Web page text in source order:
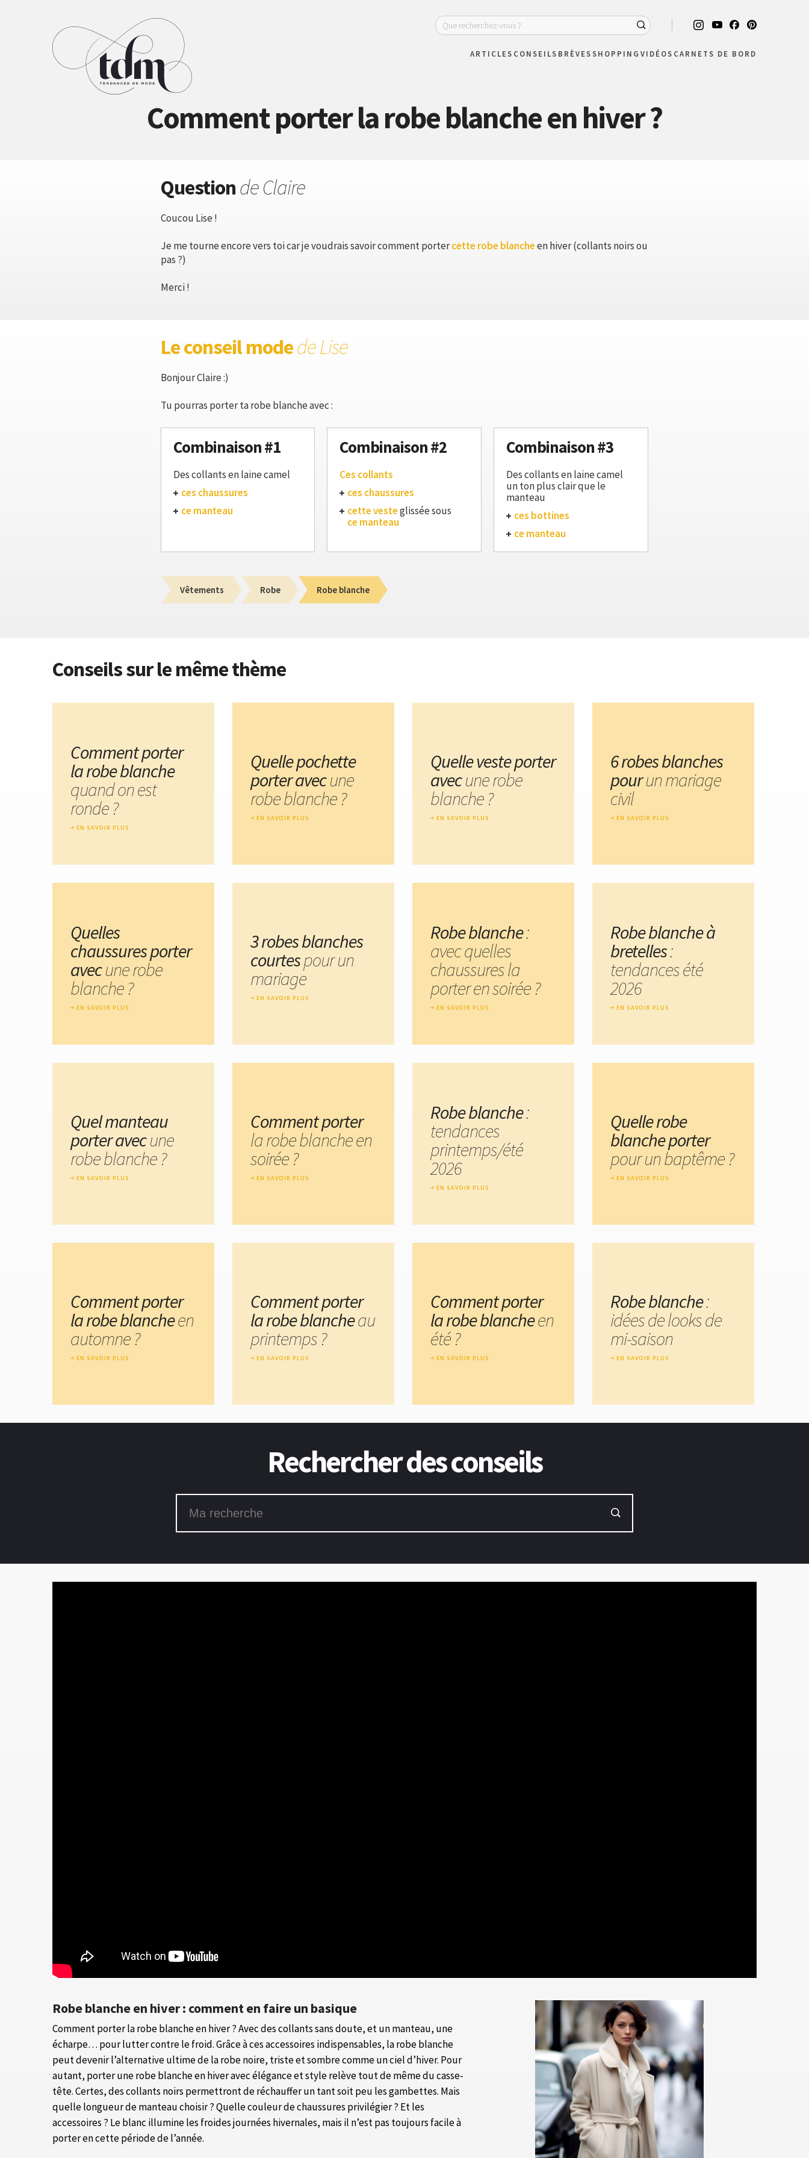
ARTICLES CONSEILS BRÈVESSHOPPING VIDÉOS CARNETS DE BORD
Comment porter la robe blanche en hiver ?
Questionde Claire
Coucou Lise !
Je me tourne encore vers toi car je voudrais savoir comment portercette robe blancheen hiver (collants noirs ou
pas ?)
Merci !
Le conseil modede Lise
Bonjour Claire :)
Tu pourras porter ta robe blanche avec :
Combinaison #1
Des collants en laine camel
ces chaussures
ce manteau
Combinaison #2
Ces collants
ces chaussures
cette vesteglissée sous
ce manteau
Combinaison #3
Des collants en laine camel
un ton plus clair que le
manteau
ces bottines
ce manteau
Vêtements Robe Robe blanche
Robe blanche en hiver : comment en faire un basique
Comment porter la robe blanche en hiver ? Avec des collants sans doute, et un manteau, une
écharpe… pour lutter contre le froid. Grâce à ces accessoires indispensables, la robe blanche
peut devenir l’alternative ultime de la robe noire, triste et sombre comme un ciel d’hiver. Pour
autant, porter une robe blanche en hiver avec élégance et style relève tout de même du casse-
tête. Certes, des collants noirs permettront de réchauffer un tant soit peu les gambettes. Mais
quelle longueur de manteau choisir ? Quelle couleur de chaussures privilégier ? Et les
accessoires ? Le blanc illumine les froides journées hivernales, mais il n’est pas toujours facile à
porter en cette période de l’année.
Conseils sur le même thème
Comment porter
la robe blanche
quand on est
ronde ?
EN SAVOIR PLUS
Quelle pochette
porter avecune
robe blanche ?
EN SAVOIR PLUS
Quelle veste porter
avecune robe
blanche ?
EN SAVOIR PLUS
6 robes blanches
pourun mariage
civil
EN SAVOIR PLUS
Quelles
chaussures porter
avecune robe
blanche ?
EN SAVOIR PLUS
3 robes blanches
courtespour un
mariage
EN SAVOIR PLUS
Robe blanche:
avec quelles
chaussures la
porter en soirée ?
EN SAVOIR PLUS
Robe blanche à
bretelles:
tendances été
2026
EN SAVOIR PLUS
Quel manteau
porter avecune
robe blanche ?
EN SAVOIR PLUS
Comment porter
la robe blanche en
soirée ?
EN SAVOIR PLUS
Robe blanche:
tendances
printemps/été
2026
EN SAVOIR PLUS
Quelle robe
blanche porter
pour un baptême ?
EN SAVOIR PLUS
Comment porter
la robe blancheen
automne ?
EN SAVOIR PLUS
Comment porter
la robe blancheau
printemps ?
EN SAVOIR PLUS
Comment porter
la robe blancheen
été ?
EN SAVOIR PLUS
Robe blanche:
idées de looks de
mi-saison
EN SAVOIR PLUS
Rechercher des conseils